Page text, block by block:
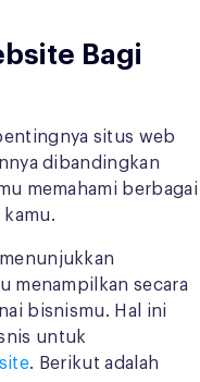
Bagi
situs web
dibandingkan
memahami berbagai
menampilkan secara
bisnismu. Hal ini
untuk
. Berikut adalah